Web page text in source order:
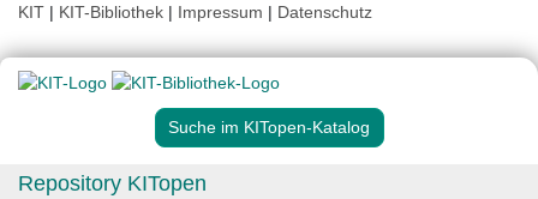
KIT | KIT-Bibliothek | Impressum | Datenschutz
Suche im KITopen-Katalog
Repository KITopen